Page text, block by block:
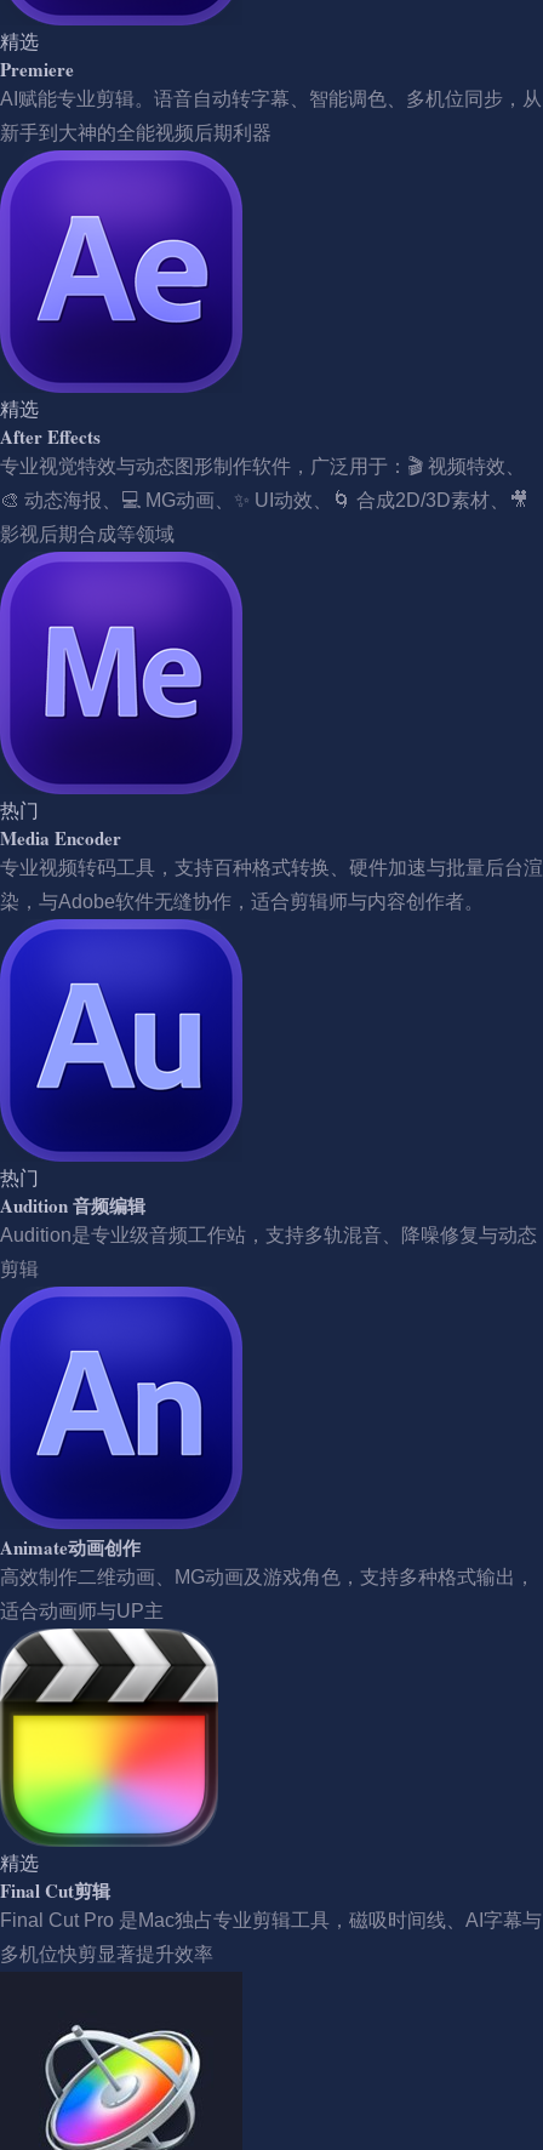
精选
Premiere
AI赋能专业剪辑。语音自动转字幕、智能调色、多机位同步，从
新手到大神的全能视频后期利器
精选
After Effects
专业视觉特效与动态图形制作软件，广泛用于：🎬 视频特效、
🎨 动态海报、💻 MG动画、✨ UI动效、🌀 合成2D/3D素材、🎥
影视后期合成等领域
热门
Media Encoder
专业视频转码工具，支持百种格式转换、硬件加速与批量后台渲
染，与Adobe软件无缝协作，适合剪辑师与内容创作者。
热门
Audition 音频编辑
Audition是专业级音频工作站，支持多轨混音、降噪修复与动态
剪辑
Animate动画创作
高效制作二维动画、MG动画及游戏角色，支持多种格式输出，
适合动画师与UP主
精选
Final Cut剪辑
Final Cut Pro 是Mac独占专业剪辑工具，磁吸时间线、AI字幕与
多机位快剪显著提升效率